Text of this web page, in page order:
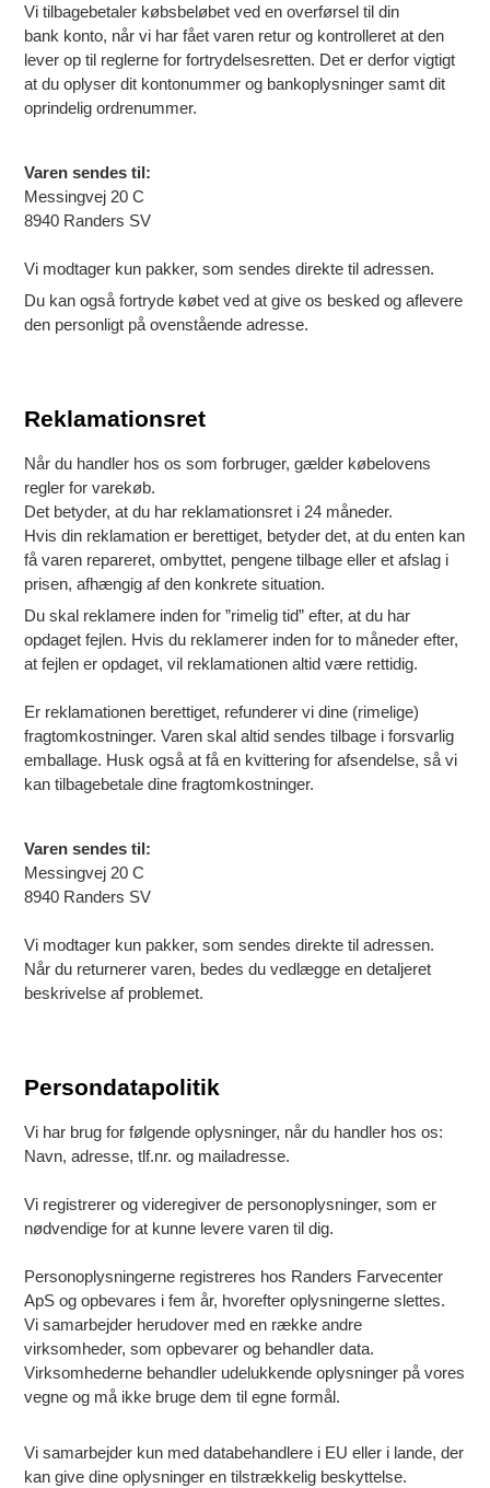
Vi tilbagebetaler købsbeløbet ved en overførsel til din
bank konto, når vi har fået varen retur og kontrolleret at den
lever op til reglerne for fortrydelsesretten. Det er derfor vigtigt
at du oplyser dit kontonummer og bankoplysninger samt dit
oprindelig ordrenummer.
Varen sendes til:
Messingvej 20 C
8940 Randers SV
Vi modtager kun pakker, som sendes direkte til adressen.
Du kan også fortryde købet ved at give os besked og aflevere
den personligt på ovenstående adresse.
Reklamationsret
Når du handler hos os som forbruger, gælder købelovens
regler for varekøb.
Det betyder, at du har reklamationsret i 24 måneder.
Hvis din reklamation er berettiget, betyder det, at du enten kan
få varen repareret, ombyttet, pengene tilbage eller et afslag i
prisen, afhængig af den konkrete situation.
Du skal reklamere inden for ”rimelig tid” efter, at du har
opdaget fejlen. Hvis du reklamerer inden for to måneder efter,
at fejlen er opdaget, vil reklamationen altid være rettidig.
Er reklamationen berettiget, refunderer vi dine (rimelige)
fragtomkostninger. Varen skal altid sendes tilbage i forsvarlig
emballage. Husk også at få en kvittering for afsendelse, så vi
kan tilbagebetale dine fragtomkostninger.
Varen sendes til:
Messingvej 20 C
8940 Randers SV
Vi modtager kun pakker, som sendes direkte til adressen.
Når du returnerer varen, bedes du vedlægge en detaljeret
beskrivelse af problemet.
Persondatapolitik
Vi har brug for følgende oplysninger, når du handler hos os:
Navn, adresse, tlf.nr. og mailadresse.
Vi registrerer og videregiver de personoplysninger, som er
nødvendige for at kunne levere varen til dig.
Personoplysningerne registreres hos Randers Farvecenter
ApS og opbevares i fem år, hvorefter oplysningerne slettes.
Vi samarbejder herudover med en række andre
virksomheder, som opbevarer og behandler data.
Virksomhederne behandler udelukkende oplysninger på vores
vegne og må ikke bruge dem til egne formål.
Vi samarbejder kun med databehandlere i EU eller i lande, der
kan give dine oplysninger en tilstrækkelig beskyttelse.